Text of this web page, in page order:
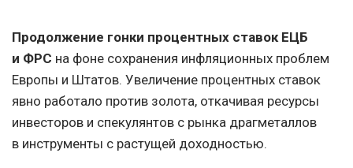
Продолжение гонки процентных ставок ЕЦБ
и ФРС на фоне сохранения инфляционных проблем
Европы и Штатов. Увеличение процентных ставок
явно работало против золота, откачивая ресурсы
инвесторов и спекулянтов с рынка драгметаллов
в инструменты с растущей доходностью.